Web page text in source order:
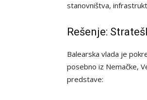
stanovništva,
Rešenje:
Balearska vlada je
posebno iz Nemačke,
predstave: